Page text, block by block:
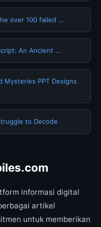
over 100 failed …
An Ancient …
Mysteries PPT Designs
to Decode
informasi digital
artikel
untuk memberikan